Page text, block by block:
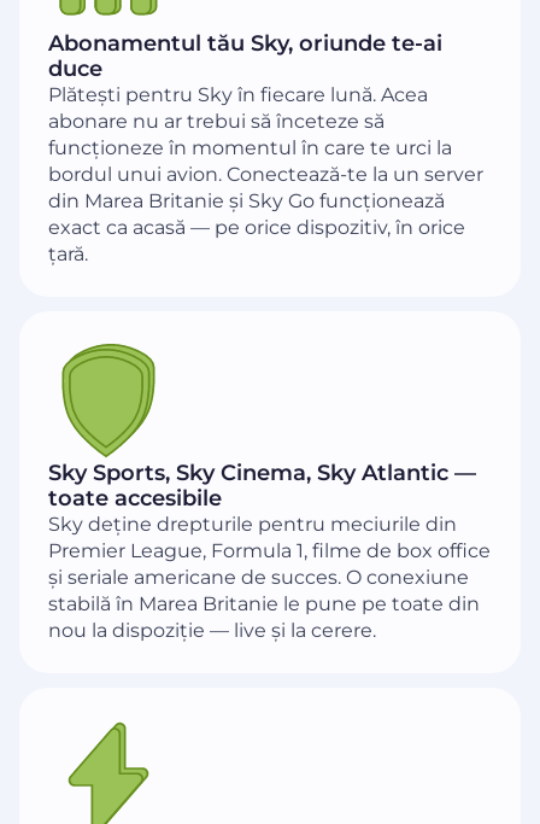
Abonamentul tău Sky, oriunde te-ai
duce
Plătești pentru Sky în fiecare lună. Acea
abonare nu ar trebui să înceteze să
funcționeze în momentul în care te urci la
bordul unui avion. Conectează-te la un server
din Marea Britanie și Sky Go funcționează
exact ca acasă — pe orice dispozitiv, în orice
țară.
Sky Sports, Sky Cinema, Sky Atlantic —
toate accesibile
Sky deține drepturile pentru meciurile din
Premier League, Formula 1, filme de box office
și seriale americane de succes. O conexiune
stabilă în Marea Britanie le pune pe toate din
nou la dispoziție — live și la cerere.